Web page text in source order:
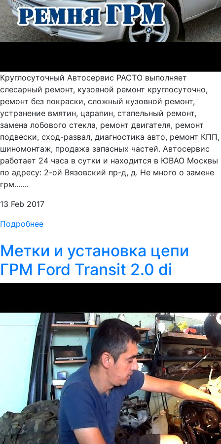
Круглосуточный Автосервис РАСТО выполняет
слесарный ремонт, кузовной ремонт круглосуточно,
ремонт без покраски, сложный кузовной ремонт,
устранение вмятин, царапин, стапельный ремонт,
замена лобового стекла, ремонт двигателя, ремонт
подвески, сход-развал, диагностика авто, ремонт КПП,
шиномонтаж, продажа запасных частей. Автосервис
работает 24 часа в сутки и находится в ЮВАО Москвы
по адресу: 2-ой Вязовский пр-д, д. Не много о замене
грм.......
13 Feb 2017
Подробнее
Метки и установка цепи
ГРМ Ford Transit 2.0 di